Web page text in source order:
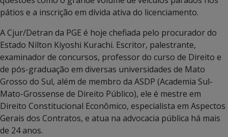
pátios e a inscrição em dívida ativa do licenciamento.
A Cjur/Detran da PGE é hoje chefiada pelo procurador do
Estado Nilton Kiyoshi Kurachi. Escritor, palestrante,
examinador de concursos, professor do curso de Direito e
de pós-graduação em diversas universidades de Mato
Grosso do Sul, além de membro da ASDP (Academia Sul-
Mato-Grossense de Direito Público), ele é mestre em
Direito Constitucional Econômico, especialista em Aspectos
Gerais dos Contratos, e atua na advocacia pública há mais
de 24 anos.